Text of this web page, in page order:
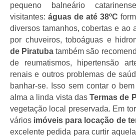
pequeno balneário
visitantes: águas de até 38ºC
diversos tamanhos, cobertas e ao
por chuveiros, toboáguas e
de Piratuba também são
de reumatismos, hipertensão
renais e outros problemas de
banhar-se. Isso sem contar o
alma a linda vista das Termas de
vegetação local preservada. Em
vários imóveis para locação de
excelente pedida para curtir